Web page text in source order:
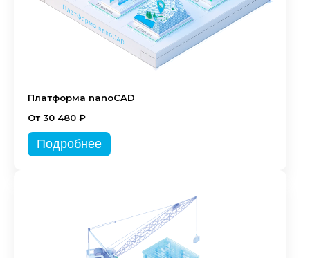
Платформа nanoCAD
От 30 480 ₽
Подробнее